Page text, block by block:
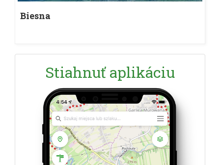
Biesna
Stiahnuť aplikáciu